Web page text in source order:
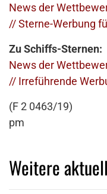
News der
// Sterne-Werbung
Zu Schiffs-Sternen:
News der
// Irreführende
(F 2 0463/19)
pm
Weitere